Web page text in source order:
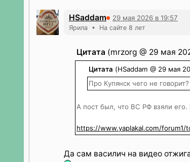
HSaddam 29 мая 2026 в 19:57
Ярила • На сайте 8 лет
Цитата (mrzorg @ 29 мая
Цитата (HSaddam @ 29 мая
Про Купянск чего не
А пост был, что ВС РФ взяли
https://www.yaplakal.com/forum1/
Да сам василич на видео